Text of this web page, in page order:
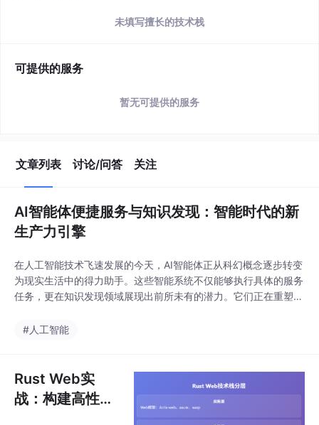
未填写擅长的技术栈
可提供的服务
暂无可提供的服务
文章列表 讨论/问答 关注
AI智能体便捷服务与知识发现：智能时代的新
生产力引擎
在人工智能技术飞速发展的今天，AI智能体正从科幻概念逐步转变
为现实生活中的得力助手。这些智能系统不仅能够执行具体的服务
任务，更在知识发现领域展现出前所未有的潜力。它们正在重塑我
擎。
#人工智能
Rust Web实
战：构建高性能